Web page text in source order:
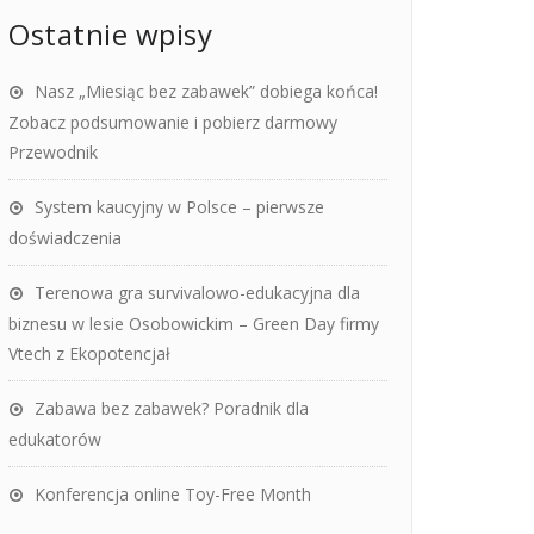
Ostatnie wpisy
Nasz „Miesiąc bez zabawek” dobiega końca!
Zobacz podsumowanie i pobierz darmowy
Przewodnik
System kaucyjny w Polsce – pierwsze
doświadczenia
Terenowa gra survivalowo-edukacyjna dla
biznesu w lesie Osobowickim – Green Day firmy
Vtech z Ekopotencjał
Zabawa bez zabawek? Poradnik dla
edukatorów
Konferencja online Toy-Free Month